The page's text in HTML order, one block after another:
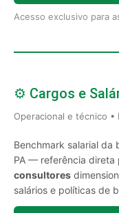
Acesso exclusivo para
⚙️ Cargos e
Operacional e técnico •
Benchmark salarial da
PA — referência direta
consultores
salários e políticas de